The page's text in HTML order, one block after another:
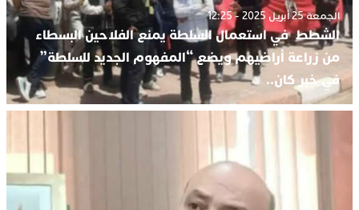
الجمعة 25 أبريل 2025 - 12:25
الشطط في استعمال السلطة يمنع الفلاحين البسطاء
من زراعة أراضيهم ويضع “المفهوم الجديد للسلطة”
في خبر كان..